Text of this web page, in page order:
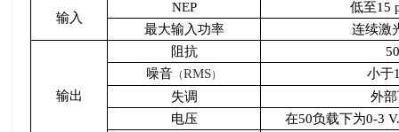
输入
NEP 低至15
最大输入功率
连续激
输出
阻抗
50
噪音 （RMS） 小于
失调
外
电压
在50负载下为0-3